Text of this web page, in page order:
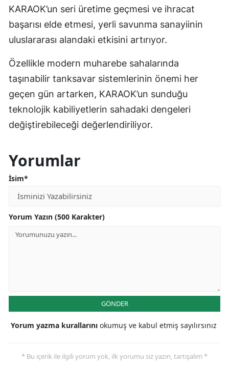
KARAOK’un seri üretime geçmesi ve ihracat
başarısı elde etmesi, yerli savunma sanayiinin
uluslararası alandaki etkisini artırıyor.
Özellikle modern muharebe sahalarında
taşınabilir tanksavar sistemlerinin önemi her
geçen gün artarken, KARAOK’un sunduğu
teknolojik kabiliyetlerin sahadaki dengeleri
değiştirebileceği değerlendiriliyor.
Yorumlar
İsim*
Yorum Yazın (500 Karakter)
GÖNDER
Yorum yazma kurallarını okumuş ve kabul etmiş sayılırsınız
* Bu içerik ile ilgili yorum yok, ilk yorumu siz yazın, tartışalım *